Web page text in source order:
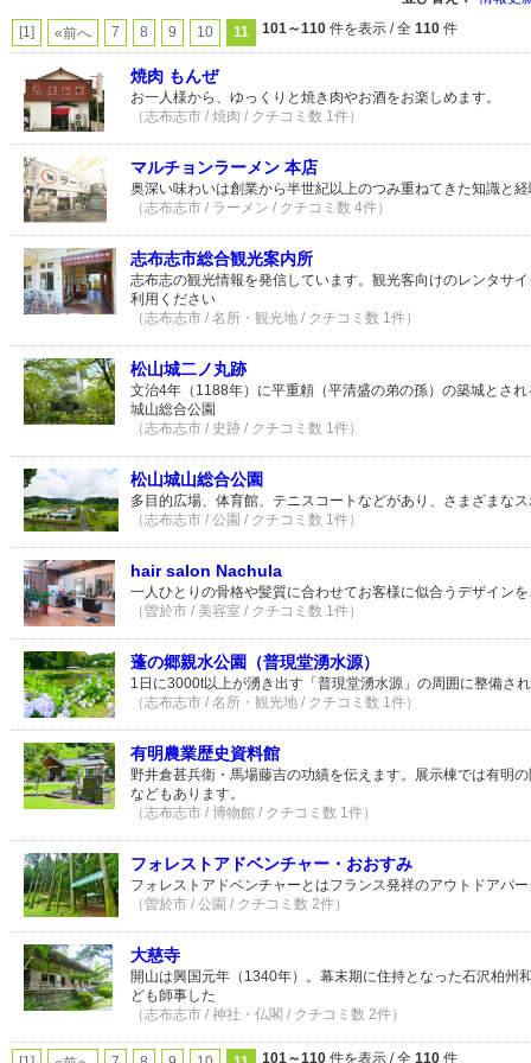
[1] «前へ 7 8 9 10 11 101～110 件を表示 / 全 110 件
焼肉 もんぜ
お一人様から、ゆっくりと焼き肉やお酒をお楽しめます。
（志布志市 / 焼肉 / クチコミ数 1件）
マルチョンラーメン 本店
奥深い味わいは創業から半世紀以上のつみ重ねてきた知識と
（志布志市 / ラーメン / クチコミ数 4件）
志布志市総合観光案内所
志布志の観光情報を発信しています。観光客向けのレンタサ
利用ください
（志布志市 / 名所・観光地 / クチコミ数 1件）
松山城二ノ丸跡
文治4年（1188年）に平重頼（平清盛の弟の孫）の築城とさ
城山総合公園
（志布志市 / 史跡 / クチコミ数 1件）
松山城山総合公園
多目的広場、体育館、テニスコートなどがあり、さまざまな
（志布志市 / 公園 / クチコミ数 1件）
hair salon Nachula
一人ひとりの骨格や髪質に合わせてお客様に似合うデザイン
（曽於市 / 美容室 / クチコミ数 1件）
蓬の郷親水公園（普現堂湧水源）
1日に3000t以上が湧き出す「普現堂湧水源」の周囲に整備さ
（志布志市 / 名所・観光地 / クチコミ数 1件）
有明農業歴史資料館
野井倉甚兵衛・馬場藤吉の功績を伝えます。展示棟では有明
などもあります。
（志布志市 / 博物館 / クチコミ数 1件）
フォレストアドベンチャー・おおすみ
フォレストアドベンチャーとはフランス発祥のアウトドアパ
（曽於市 / 公園 / クチコミ数 2件）
大慈寺
開山は興国元年（1340年）。幕末期に住持となった石沢柏州
ども師事した
（志布志市 / 神社・仏閣 / クチコミ数 2件）
101～110 件を表示 / 全 110 件